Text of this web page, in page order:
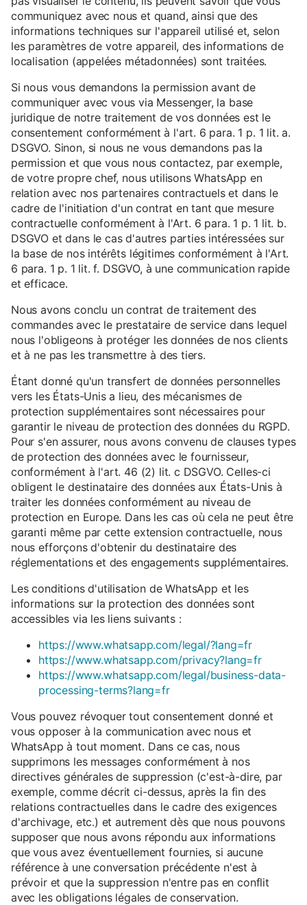
communiquez avec nous et quand, ainsi que des
informations techniques sur l'appareil utilisé et, selon
les paramètres de votre appareil, des informations de
localisation (appelées métadonnées) sont traitées.
Si nous vous demandons la permission avant de
communiquer avec vous via Messenger, la base
juridique de notre traitement de vos données est le
consentement conformément à l'art. 6 para. 1 p. 1 lit. a.
DSGVO. Sinon, si nous ne vous demandons pas la
permission et que vous nous contactez, par exemple,
de votre propre chef, nous utilisons WhatsApp en
relation avec nos partenaires contractuels et dans le
cadre de l'initiation d'un contrat en tant que mesure
contractuelle conformément à l'Art. 6 para. 1 p. 1 lit. b.
DSGVO et dans le cas d'autres parties intéressées sur
la base de nos intérêts légitimes conformément à l'Art.
6 para. 1 p. 1 lit. f. DSGVO, à une communication rapide
et efficace.
Nous avons conclu un contrat de traitement des
commandes avec le prestataire de service dans lequel
nous l'obligeons à protéger les données de nos clients
et à ne pas les transmettre à des tiers.
Étant donné qu'un transfert de données personnelles
vers les États-Unis a lieu, des mécanismes de
protection supplémentaires sont nécessaires pour
garantir le niveau de protection des données du RGPD.
Pour s'en assurer, nous avons convenu de clauses types
de protection des données avec le fournisseur,
conformément à l'art. 46 (2) lit. c DSGVO. Celles-ci
obligent le destinataire des données aux États-Unis à
traiter les données conformément au niveau de
protection en Europe. Dans les cas où cela ne peut être
garanti même par cette extension contractuelle, nous
nous efforçons d'obtenir du destinataire des
réglementations et des engagements supplémentaires.
Les conditions d'utilisation de WhatsApp et les
informations sur la protection des données sont
accessibles via les liens suivants :
https://www.whatsapp.com/legal/?lang=fr
https://www.whatsapp.com/privacy?lang=fr
https://www.whatsapp.com/legal/business-data-
processing-terms?lang=fr
Vous pouvez révoquer tout consentement donné et
vous opposer à la communication avec nous et
WhatsApp à tout moment. Dans ce cas, nous
supprimons les messages conformément à nos
directives générales de suppression (c'est-à-dire, par
exemple, comme décrit ci-dessus, après la fin des
relations contractuelles dans le cadre des exigences
d'archivage, etc.) et autrement dès que nous pouvons
supposer que nous avons répondu aux informations
que vous avez éventuellement fournies, si aucune
référence à une conversation précédente n'est à
prévoir et que la suppression n'entre pas en conflit
avec les obligations légales de conservation.